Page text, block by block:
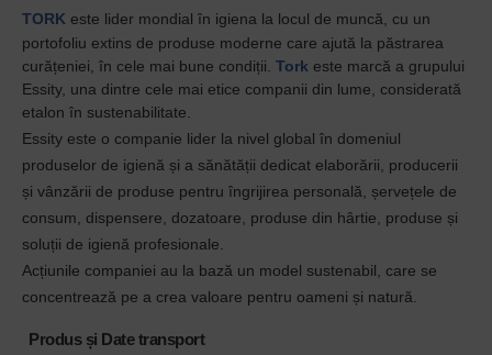
TORK este lider mondial în igiena la locul de muncă, cu un
portofoliu extins de produse moderne care ajută la păstrarea
curățeniei, în cele mai bune condiții. Tork este marcă a grupului
Essity, una dintre cele mai etice companii din lume, considerată
etalon în sustenabilitate.
Essity este o companie lider la nivel global în domeniul
produselor de igienă și a sănătății dedicat elaborării, producerii
și vânzării de produse pentru îngrijirea personală, șervețele de
consum, dispensere, dozatoare, produse din hârtie, produse și
soluții de igienă profesionale.
Acțiunile companiei au la bază un model sustenabil, care se
concentrează pe a crea valoare pentru oameni și natură.
Produs și Date transport